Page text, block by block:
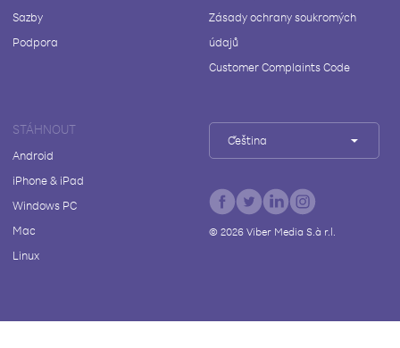
Sazby
Podpora
Zásady ochrany soukromých
údajů
Customer Complaints Code
STÁHNOUT
Android
iPhone & iPad
Windows PC
Mac
Linux
Čeština
© 2026Viber Media S.à r.l.